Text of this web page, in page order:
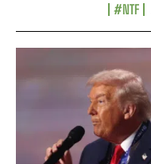
#NTF